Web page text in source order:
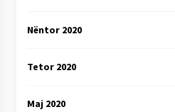
Nëntor 2020
Tetor 2020
Maj 2020